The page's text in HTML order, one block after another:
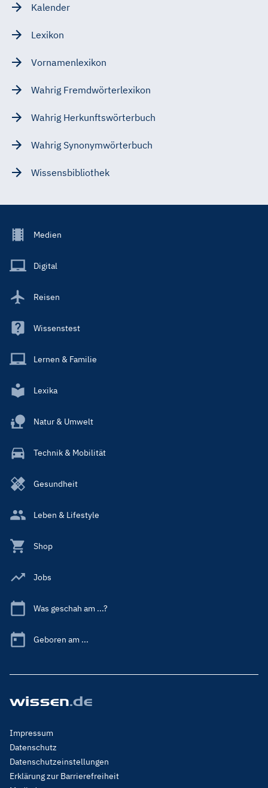
Kalender
Lexikon
Vornamenlexikon
Wahrig Fremdwörterlexikon
Wahrig Herkunftswörterbuch
Wahrig Synonymwörterbuch
Wissensbibliothek
Footer
Main
Medien
Digital
Reisen
Wissenstest
Lernen & Familie
Lexika
Natur & Umwelt
Technik & Mobilität
Gesundheit
Leben & Lifestyle
Shop
Jobs
Was geschah am ...?
Geboren am ...
Footer
Menu
Legal
Impressum
Datenschutz
Datenschutzeinstellungen
Erklärung zur Barrierefreiheit